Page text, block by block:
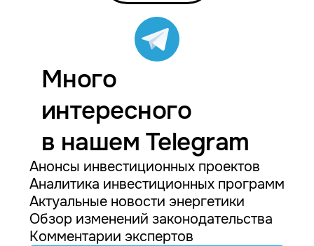
Много
интересного
в нашем Telegram
Анонсы инвестиционных проектов
Аналитика инвестиционных программ
Актуальные новости энергетики
Обзор изменений законодательства
Комментарии экспертов